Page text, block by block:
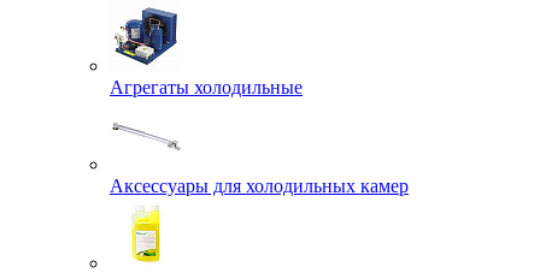
Агрегаты холодильные
Аксессуары для холодильных камер